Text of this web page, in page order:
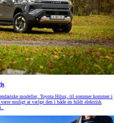
modeller, Toyota Hilux, til sommer kommer i
muligt at vælge den i både en fuldt elektrisk